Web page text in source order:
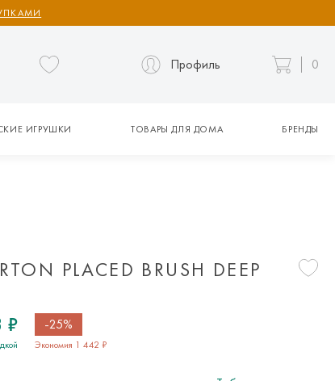
Профиль 0
ИГРУШКИ ТОВАРЫ ДЛЯ ДОМА БРЕНДЫ
PLACED BRUSH DEEP
₽ -25%
Экономия 1 442 ₽